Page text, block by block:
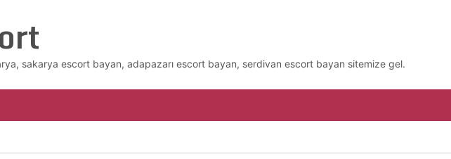
sakarya escort bayan, adapazarı escort bayan, serdivan escort bayan sitemize gel.